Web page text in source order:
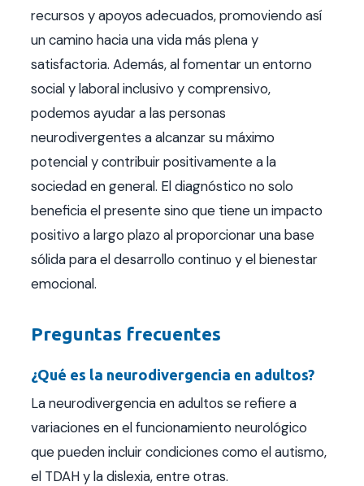
recursos y apoyos adecuados, promoviendo así
un camino hacia una vida más plena y
satisfactoria. Además, al fomentar un entorno
social y laboral inclusivo y comprensivo,
podemos ayudar a las personas
neurodivergentes a alcanzar su máximo
potencial y contribuir positivamente a la
sociedad en general. El diagnóstico no solo
beneficia el presente sino que tiene un impacto
positivo a largo plazo al proporcionar una base
sólida para el desarrollo continuo y el bienestar
emocional.
Preguntas frecuentes
¿Qué es la neurodivergencia en adultos?
La neurodivergencia en adultos se refiere a
variaciones en el funcionamiento neurológico
que pueden incluir condiciones como el autismo,
el TDAH y la dislexia, entre otras.